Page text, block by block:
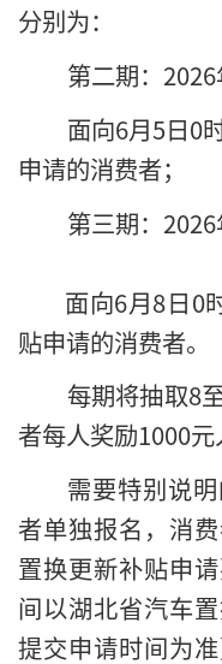
分别为：
第二期：
面向6月5日0
申请的消费者；
第三期：
面向6月8日0时
贴申请的消费者。
每期将抽取8
者每人奖励1000元
需要特别说
者单独报名，消
置换更新补贴申
间以湖北省汽车
提交申请时间为